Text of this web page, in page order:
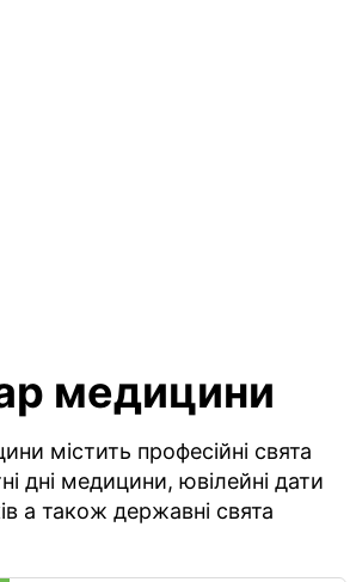
медицини
містить професійні свята
дні медицини, ювілейні дати
а також державні свята